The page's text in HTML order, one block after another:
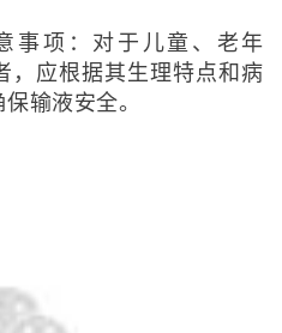
事项：对于儿童、老年
，应根据其生理特点和病
输液安全。